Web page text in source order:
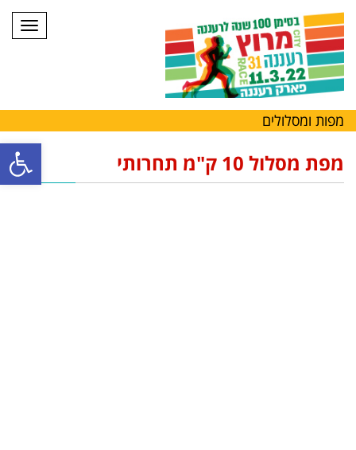
פתח
מפות ומסלולים
מפת מסלול 10 ק"מ תחרותי